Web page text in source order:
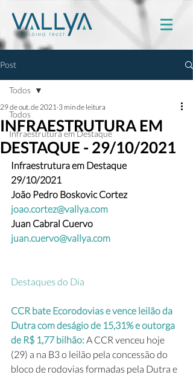
Post
Todos
Infraestrutura em Destaque
Todos
INFRAESTRUTURA EM
DESTAQUE - 29/10/2021
29 de out. de 2021 3 min de leitura
Infraestrutura em Destaque
29/10/2021
João Pedro Boskovic Cortez
joao.cortez@vallya.com
Juan Cabral Cuervo
juan.cuervo@vallya.com
Destaques do Dia
CCR bate Ecorodovias e vence leilão da
Dutra com deságio de 15,31% e outorga
de R$ 1,77 bilhão: A CCR venceu hoje
(29) a na B3 o leilão pela concessão do
bloco de rodovias formadas pela Dutra e